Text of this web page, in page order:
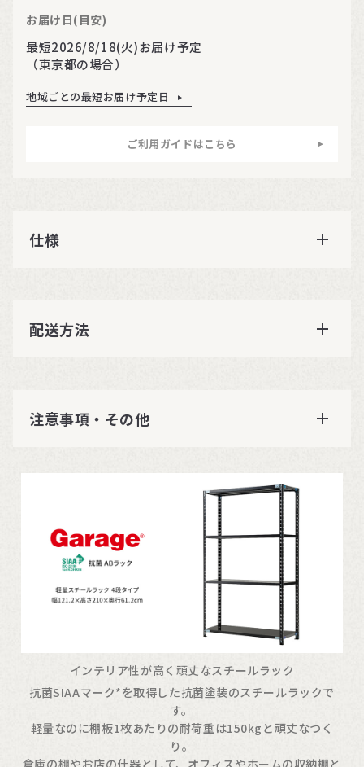
お届け日(目安)
最短2026/8/18(火)お届け予定
（東京都の場合）
地域ごとの最短お届け予定日
ご利用ガイドはこちら
仕様
配送方法
注意事項・その他
インテリア性が高く頑丈なスチールラック
抗菌SIAAマーク*を取得した抗菌塗装のスチールラックで
す。
軽量なのに棚板1枚あたりの耐荷重は150kgと頑丈なつく
り。